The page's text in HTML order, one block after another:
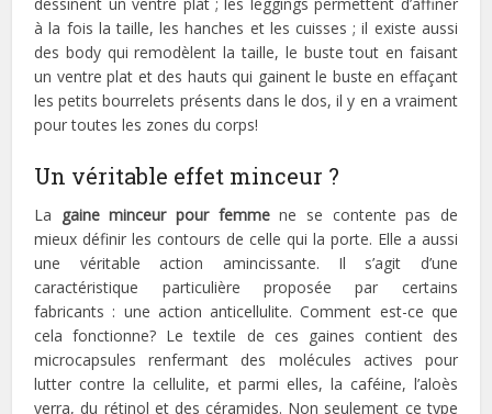
à la fois la taille, les hanches et les cuisses ; il existe aussi
des body qui remodèlent la taille, le buste tout en faisant
un ventre plat et des hauts qui gainent le buste en effaçant
les petits bourrelets présents dans le dos, il y en a vraiment
pour toutes les zones du corps!
Un véritable effet minceur ?
La gaine minceur pour femmene se contente pas de
mieux définir les contours de celle qui la porte. Elle a aussi
une véritable action amincissante. Il s’agit d’une
caractéristique particulière proposée par certains
fabricants : une action anticellulite. Comment est-ce que
cela fonctionne? Le textile de ces gaines contient des
microcapsules renfermant des molécules actives pour
lutter contre la cellulite, et parmi elles, la caféine, l’aloès
verra, du rétinol et des céramides. Non seulement ce type